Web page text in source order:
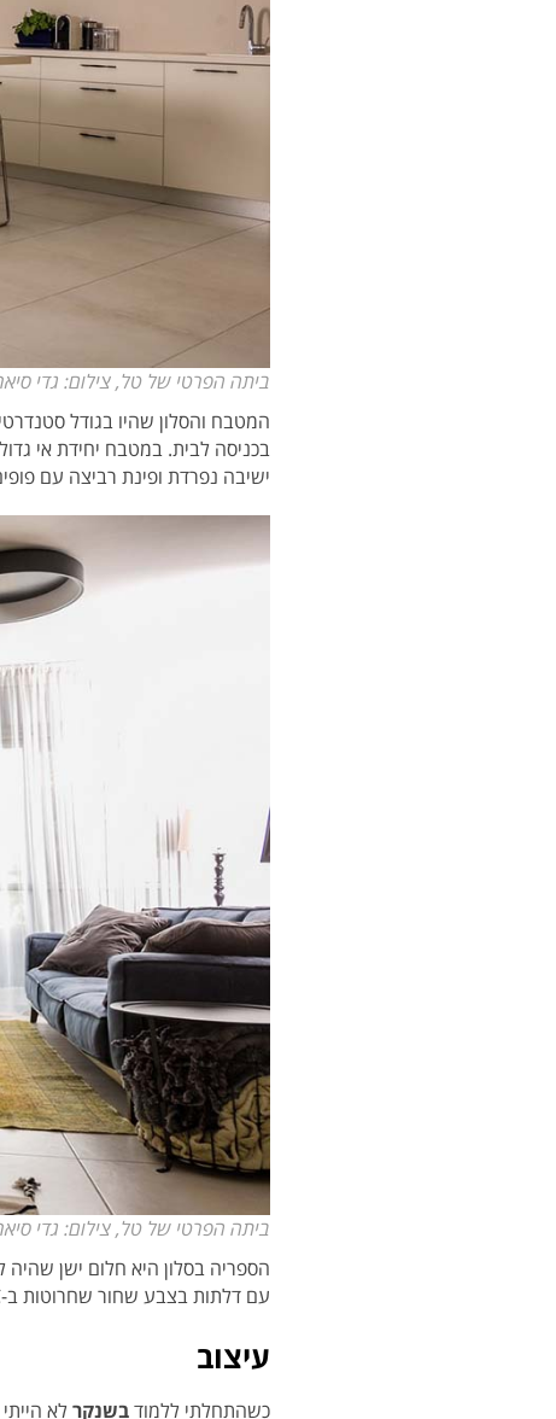
ביתה הפרטי של טל, צילום: גדי
המטבח והסלון שהיו בגודל
בכניסה לבית. במטבח יחידת אי
ישיבה נפרדת ופינת רביצה עם
ביתה הפרטי של טל, צילום: גדי
הספריה בסלון היא חלום ישן
עם דלתות בצבע שחור שחרוטות ב-CNC ומשלבת אחסון של כלי הגשה וספרים.
עיצוב
כשהתחלתי ללמודבשנקרלא